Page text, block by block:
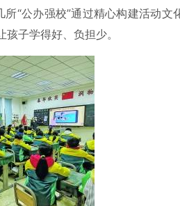
“公办强校”通过精心构建活动文
子学得好、负担少。